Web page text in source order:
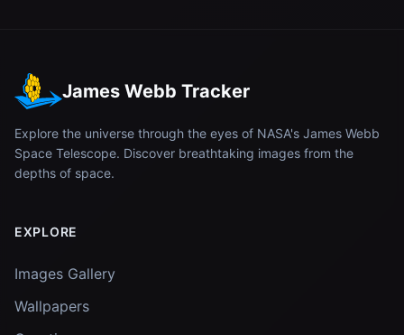
James Webb Tracker
Explore the universe through the eyes of NASA's James Webb
Space Telescope. Discover breathtaking images from the
depths of space.
EXPLORE
Images Gallery
Wallpapers